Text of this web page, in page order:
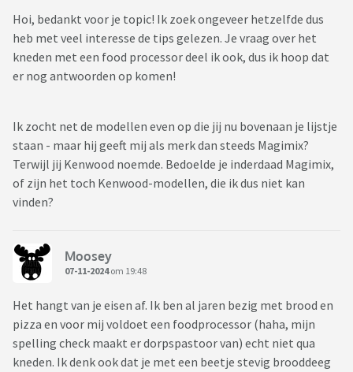
Hoi, bedankt voor je topic! Ik zoek ongeveer hetzelfde dus
heb met veel interesse de tips gelezen. Je vraag over het
kneden met een food processor deel ik ook, dus ik hoop dat
er nog antwoorden op komen!
Ik zocht net de modellen even op die jij nu bovenaan je lijstje
staan - maar hij geeft mij als merk dan steeds Magimix?
Terwijl jij Kenwood noemde. Bedoelde je inderdaad Magimix,
of zijn het toch Kenwood-modellen, die ik dus niet kan
vinden?
Moosey
07-11-2024om 19:48
Het hangt van je eisen af. Ik ben al jaren bezig met brood en
pizza en voor mij voldoet een foodprocessor (haha, mijn
spelling check maakt er dorpspastoor van) echt niet qua
kneden. Ik denk ook dat je met een beetje stevig brooddeeg